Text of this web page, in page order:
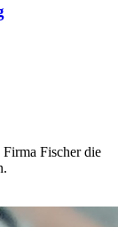
Fischer die